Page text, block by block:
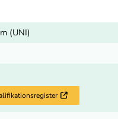
(UNI)
Externer